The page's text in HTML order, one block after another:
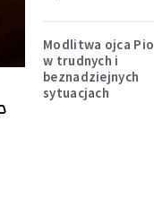
Modlitwa ojca Pio
w trudnych i
beznadziejnych
sytuacjach